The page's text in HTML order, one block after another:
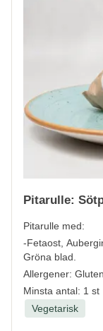
Pitarulle:
Pitarulle med:
-Fetaost,
Gröna blad.
Allergener:
Minsta antal: 1 st
Vegetarisk